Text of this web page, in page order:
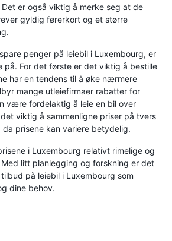
er også viktig å merke seg at de
gyldig førerkort og et større
penger på leiebil i Luxembourg, er
på. For det første er det viktig å bestille
har en tendens til å øke nærmere
mange utleiefirmaer rabatter for
være fordelaktig å leie en bil over
viktig å sammenligne priser på tvers
da prisene kan variere betydelig.
i Luxembourg relativt rimelige og
litt planlegging og forskning er det
på leiebil i Luxembourg som
dine behov.